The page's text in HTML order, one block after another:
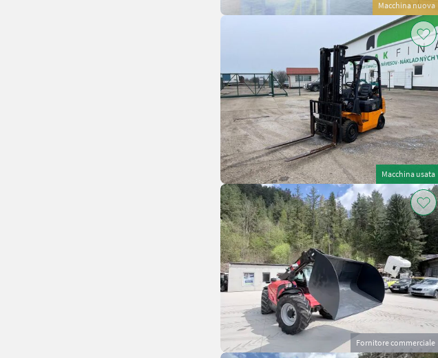
Macchina nuova
Macchina usata
Fornitore commerciale